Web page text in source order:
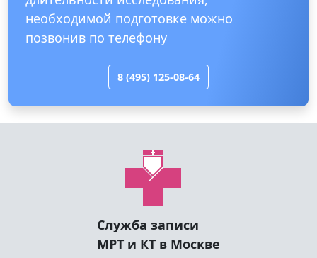
Записаться на МРТ, а также узнать
длительности исследования,
необходимой подготовке можно
8 (495) 125-08-64